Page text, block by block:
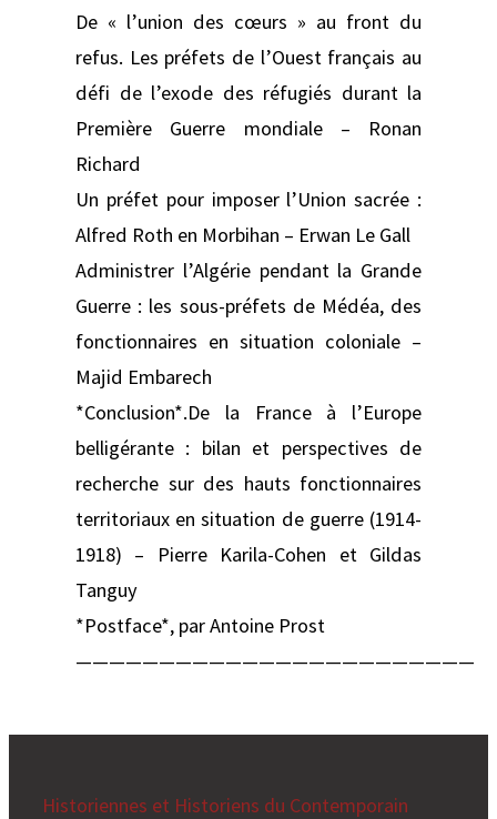
De « l’union des cœurs » au front du
refus. Les préfets de l’Ouest français au
défi de l’exode des réfugiés durant la
Première Guerre mondiale – Ronan
Richard
Un préfet pour imposer l’Union sacrée :
Alfred Roth en Morbihan – Erwan Le Gall
Administrer l’Algérie pendant la Grande
Guerre : les sous-préfets de Médéa, des
fonctionnaires en situation coloniale –
Majid Embarech
*Conclusion*.De la France à l’Europe
belligérante : bilan et perspectives de
recherche sur des hauts fonctionnaires
territoriaux en situation de guerre (1914-
1918) – Pierre Karila-Cohen et Gildas
Tanguy
*Postface*, par Antoine Prost
————————————————————————
Historiennes et Historiens du Contemporain